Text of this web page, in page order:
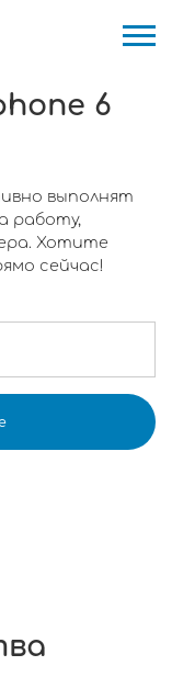
6
выполнят
работу,
Хотите
сейчас!